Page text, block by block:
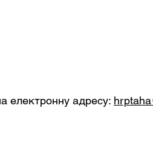
електронну адресу: